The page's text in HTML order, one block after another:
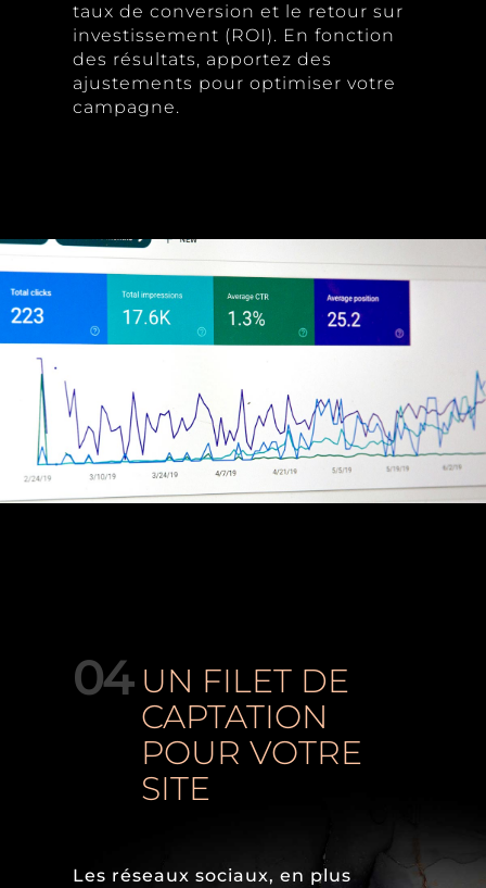
taux de conversion et le retour sur
investissement (ROI). En fonction
des résultats, apportez des
ajustements pour optimiser votre
campagne.
04 UN FILET DE
CAPTATION
POUR VOTRE
SITE
Les réseaux sociaux, en plus